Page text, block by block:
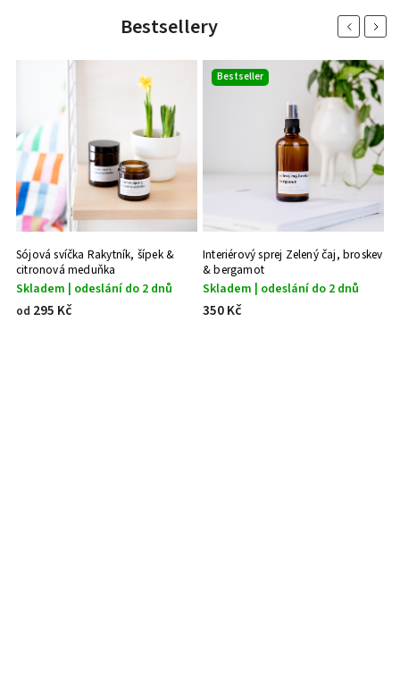
Bestsellery Previous
Sójová svíčka Rakytník, šípek &
citronová meduňka
Skladem | odeslání do 2 dnů
od 295 Kč
Bestseller
Interiérový sprej Zelený čaj, broskev
& bergamot
Skladem | odeslání do 2 dnů
350 Kč
Next